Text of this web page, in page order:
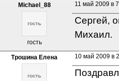
Michael_88
гость
11 май 2009 в
Сергей,
Михаил.
Трошина Елена 10 май 2009 в